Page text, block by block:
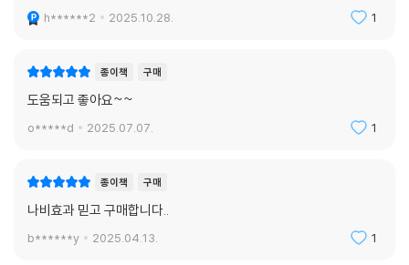
h******2 2025.10.28. 1
종이책 구매
도움되고 좋아요~~
o*****d 2025.07.07. 1
종이책 구매
나비효과 믿고 구매합니다..
b******y 2025.04.13. 1